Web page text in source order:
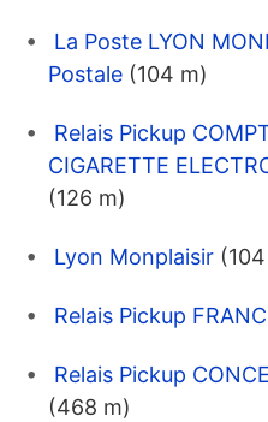
La Poste LYON
Postale (104 m)
Relais Pickup
CIGARETTE
(126 m)
Lyon Monplaisir
Relais Pickup
Relais Pickup
(468 m)